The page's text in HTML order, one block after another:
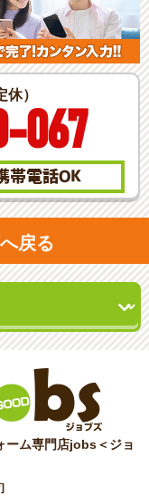
）
067
帯電話OK
戻る
ーム専門店jobs＜ジョ